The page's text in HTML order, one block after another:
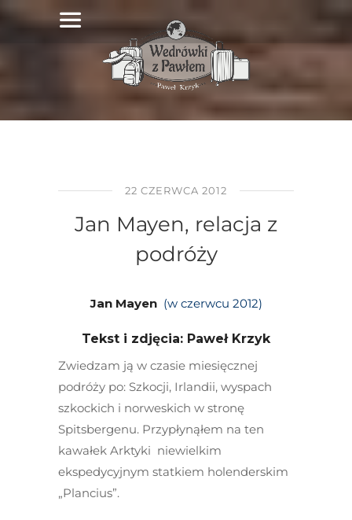
22 CZERWCA 2012
Jan Mayen, relacja z
podróży
Jan Mayen (w czerwcu 2012)
Tekst i zdjęcia: Paweł Krzyk
Zwiedzam ją w czasie miesięcznej
podróży po: Szkocji, Irlandii, wyspach
szkockich i norweskich w stronę
Spitsbergenu. Przypłynąłem na ten
kawałek Arktyki niewielkim
ekspedycyjnym statkiem holenderskim
„Plancius”.